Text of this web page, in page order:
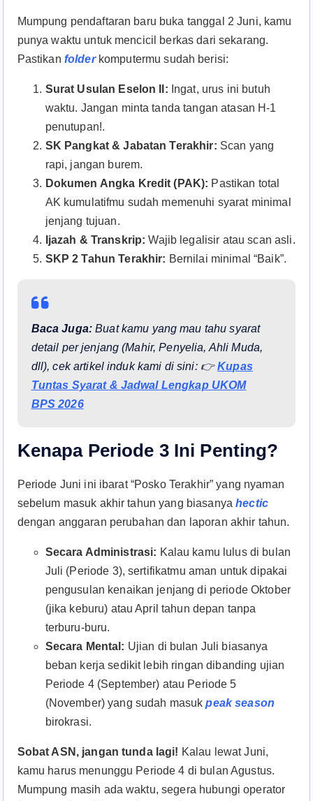
Mumpung pendaftaran baru buka tanggal 2 Juni, kamu
punya waktu untuk mencicil berkas dari sekarang.
Pastikan folderkomputermu sudah berisi:
Surat Usulan Eselon II: Ingat, urus ini butuh
waktu. Jangan minta tanda tangan atasan H-1
penutupan!.
SK Pangkat & Jabatan Terakhir: Scan yang
rapi, jangan burem.
Dokumen Angka Kredit (PAK): Pastikan total
AK kumulatifmu sudah memenuhi syarat minimal
jenjang tujuan.
Ijazah & Transkrip: Wajib legalisir atau scan asli.
SKP 2 Tahun Terakhir: Bernilai minimal “Baik”.
Baca Juga:Buat kamu yang mau tahu syarat
detail per jenjang (Mahir, Penyelia, Ahli Muda,
dll), cek artikel induk kami di sini: 👉Kupas
Tuntas Syarat & Jadwal Lengkap UKOM
BPS 2026
Kenapa Periode 3 Ini Penting?
Periode Juni ini ibarat “Posko Terakhir” yang nyaman
sebelum masuk akhir tahun yang biasanyahectic
dengan anggaran perubahan dan laporan akhir tahun.
Secara Administrasi: Kalau kamu lulus di bulan
Juli (Periode 3), sertifikatmu aman untuk dipakai
pengusulan kenaikan jenjang di periode Oktober
(jika keburu) atau April tahun depan tanpa
terburu-buru.
Secara Mental: Ujian di bulan Juli biasanya
beban kerja sedikit lebih ringan dibanding ujian
Periode 4 (September) atau Periode 5
(November) yang sudah masukpeak season
birokrasi.
Sobat ASN, jangan tunda lagi! Kalau lewat Juni,
kamu harus menunggu Periode 4 di bulan Agustus.
Mumpung masih ada waktu, segera hubungi operator